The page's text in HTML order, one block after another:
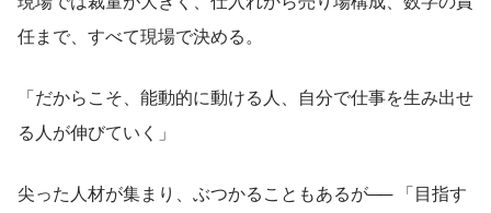
任まで、すべて現場で決める。
「だからこそ、能動的に動ける人、自分で仕事を生み出せ
る人が伸びていく」
尖った人材が集まり、ぶつかることもあるが── 「目指す